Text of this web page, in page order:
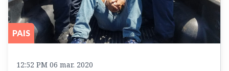
PAIS
12:52 PM 06 mar. 2020